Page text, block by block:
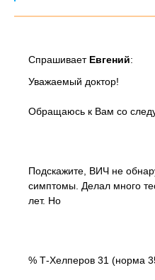
Спрашивает Евгений:
Уважаемый доктор!
Обращаюсь к Вам со
Подскажите, ВИЧ не
симптомы. Делал много
лет. Но
% Т-Хелперов 31 (норма